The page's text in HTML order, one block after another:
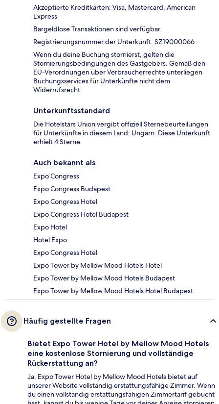
Akzeptierte Kreditkarten: Visa, Mastercard, American
Express
Bargeldlose Transaktionen sind verfügbar.
Registrierungsnummer der Unterkunft: SZ19000066
Wenn du deine Buchung stornierst, gelten die
Stornierungsbedingungen des Gastgebers. Gemäß den
EU-Verordnungen über Verbraucherrechte unterliegen
Buchungsservices für Unterkünfte nicht dem
Widerrufsrecht.
Unterkunftsstandard
Die Hotelstars Union vergibt offiziell Sternebeurteilungen
für Unterkünfte in diesem Land: Ungarn. Diese Unterkunft
erhielt 4 Sterne.
Auch bekannt als
Expo Congress
Expo Congress Budapest
Expo Congress Hotel
Expo Congress Hotel Budapest
Expo Hotel
Hotel Expo
Expo Congress Hotel
Expo Tower by Mellow Mood Hotels Hotel
Expo Tower by Mellow Mood Hotels Budapest
Expo Tower by Mellow Mood Hotels Hotel Budapest
Häufig gestellte Fragen
Bietet Expo Tower Hotel by Mellow Mood Hotels
eine kostenlose Stornierung und vollständige
Rückerstattung an?
Ja, Expo Tower Hotel by Mellow Mood Hotels bietet auf
unserer Website vollständig erstattungsfähige Zimmer. Wenn
du einen vollständig erstattungsfähigen Zimmertarif gebucht